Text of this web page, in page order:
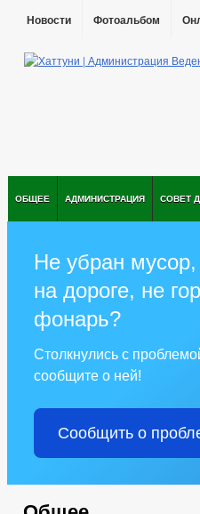
Новости Фотоальбом
ОБЩЕЕ АДМИНИСТРАЦИЯ СОВЕТ
Не убран
на дороге, не
фонарь?
Столкнулись с
сообщите о ней!
Сообщить о